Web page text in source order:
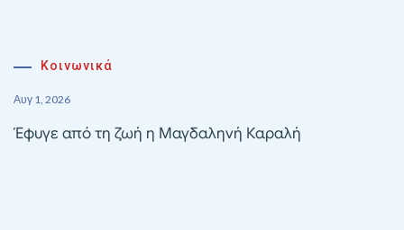
Κοινωνικά
Αυγ 1, 2026
Έφυγε από τη ζωή η Μαγδαληνή Καραλή